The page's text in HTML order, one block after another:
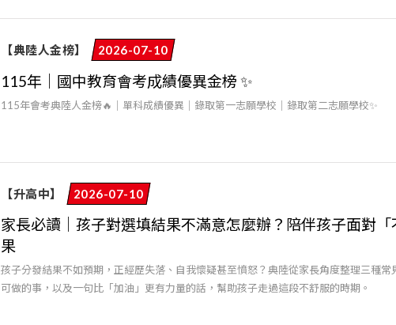
【典陸人金榜】 2026-07-10
115年｜國中教育會考成績優異金榜 ✨
115年會考典陸人金榜🔥｜單科成績優異｜錄取第一志願學校｜錄取第二志願學校✨
【升高中】 2026-07-10
家長必讀｜孩子對選填結果不滿意怎麼辦？陪伴孩子面對
果
孩子分發結果不如預期，正經歷失落、自我懷疑甚至憤怒？典陸從家長角度整理三種
可做的事，以及一句比「加油」更有力量的話，幫助孩子走過這段不舒服的時期。